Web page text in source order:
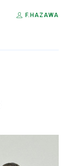
F.HAZAWA